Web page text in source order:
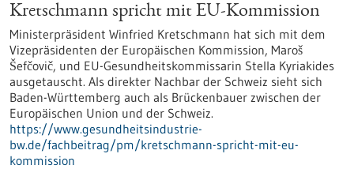
Kretschmann spricht mit EU-Kommission
Ministerpräsident Winfried Kretschmann hat sich mit dem
Vizepräsidenten der Europäischen Kommission, Maroš
Šefčovič, und EU-Gesundheitskommissarin Stella Kyriakides
ausgetauscht. Als direkter Nachbar der Schweiz sieht sich
Baden-Württemberg auch als Brückenbauer zwischen der
Europäischen Union und der Schweiz.
https://www.gesundheitsindustrie-
bw.de/fachbeitrag/pm/kretschmann-spricht-mit-eu-
kommission